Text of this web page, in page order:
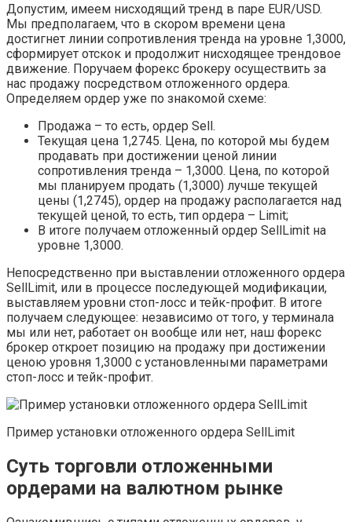
Допустим, имеем нисходящий тренд в паре EUR/USD.
Мы предполагаем, что в скором времени цена
достигнет линии сопротивления тренда на уровне 1,3000,
сформирует отскок и продолжит нисходящее трендовое
движение. Поручаем форекс брокеру осуществить за
нас продажу посредством отложенного ордера.
Определяем ордер уже по знакомой схеме:
Продажа – то есть, ордер Sell.
Текущая цена 1,2745. Цена, по которой мы будем
продавать при достижении ценой линии
сопротивления тренда – 1,3000. Цена, по которой
мы планируем продать (1,3000) лучше текущей
цены (1,2745), ордер на продажу располагается над
текущей ценой, то есть, тип ордера – Limit;
В итоге получаем отложенный ордер SellLimit на
уровне 1,3000.
Непосредственно при выставлении отложенного ордера
SellLimit, или в процессе последующей модификации,
выставляем уровни стоп-лосс и тейк-профит. В итоге
получаем следующее: независимо от того, у терминала
мы или нет, работает он вообще или нет, наш форекс
брокер откроет позицию на продажу при достижении
ценою уровня 1,3000 с установленными параметрами
стоп-лосс и тейк-профит.
Пример установки отложенного ордера SellLimit
Суть торговли отложенными
ордерами на валютном рынке